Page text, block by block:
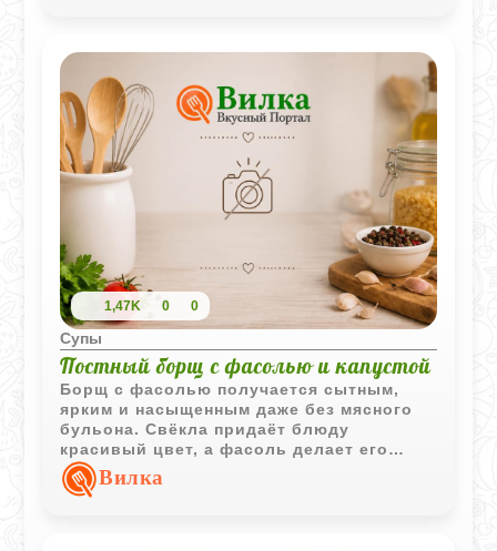
1,47K 0 0
Супы
Постный борщ с фасолью и капустой
Борщ с фасолью получается сытным,
ярким и насыщенным даже без мясного
бульона. Свёкла придаёт блюду
красивый цвет, а фасоль делает его
более питательным и выразительным по
вкусу.Вилка